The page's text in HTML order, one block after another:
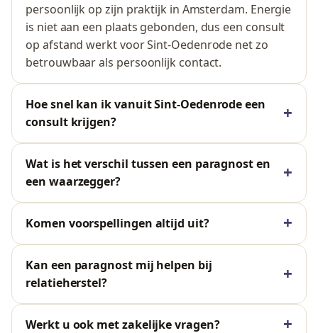
persoonlijk op zijn praktijk in Amsterdam. Energie
is niet aan een plaats gebonden, dus een consult
op afstand werkt voor Sint-Oedenrode net zo
betrouwbaar als persoonlijk contact.
Hoe snel kan ik vanuit Sint-Oedenrode een
consult krijgen?
Wat is het verschil tussen een paragnost en
een waarzegger?
Komen voorspellingen altijd uit?
Kan een paragnost mij helpen bij
relatieherstel?
Werkt u ook met zakelijke vragen?